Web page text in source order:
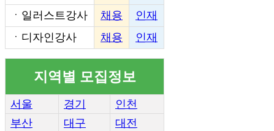
ㆍ 일러스트강사 채용
인재
ㆍ 디자인강사 채용 인재
지역별 모집정보
서울 경기
인천
부산
대구
대전